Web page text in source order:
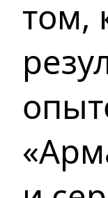
том,